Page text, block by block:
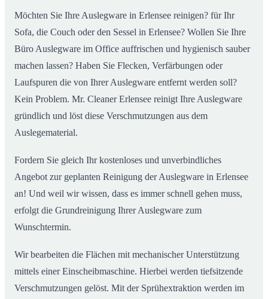
Möchten Sie Ihre Auslegware in Erlensee reinigen? für Ihr
Sofa, die Couch oder den Sessel in Erlensee? Wollen Sie Ihre
Büro Auslegware im Office auffrischen und hygienisch sauber
machen lassen? Haben Sie Flecken, Verfärbungen oder
Laufspuren die von Ihrer Auslegware entfernt werden soll?
Kein Problem. Mr. Cleaner Erlensee reinigt Ihre Auslegware
gründlich und löst diese Verschmutzungen aus dem
Auslegematerial.
Fordern Sie gleich Ihr kostenloses und unverbindliches
Angebot zur geplanten Reinigung der Auslegware in Erlensee
an! Und weil wir wissen, dass es immer schnell gehen muss,
erfolgt die Grundreinigung Ihrer Auslegware zum
Wunschtermin.
Wir bearbeiten die Flächen mit mechanischer Unterstützung
mittels einer Einscheibmaschine. Hierbei werden tiefsitzende
Verschmutzungen gelöst. Mit der Sprühextraktion werden im